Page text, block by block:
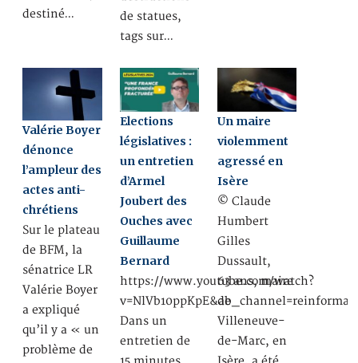
destiné…
de statues,
tags sur…
Valérie Boyer
dénonce
l’ampleur des
actes anti-
chrétiens
Sur le plateau
de BFM, la
sénatrice LR
Valérie Boyer
a expliqué
qu’il y a « un
problème de
Elections
législatives :
un entretien
d’Armel
Joubert des
Ouches avec
Guillaume
Bernard
https://www.youtube.com/watch?
Dans un
entretien de
Un maire
violemment
agressé en
Isère
© Claude
Humbert
Gilles
Dussault,
63 ans, maire
de
Villeneuve-
de-Marc, en